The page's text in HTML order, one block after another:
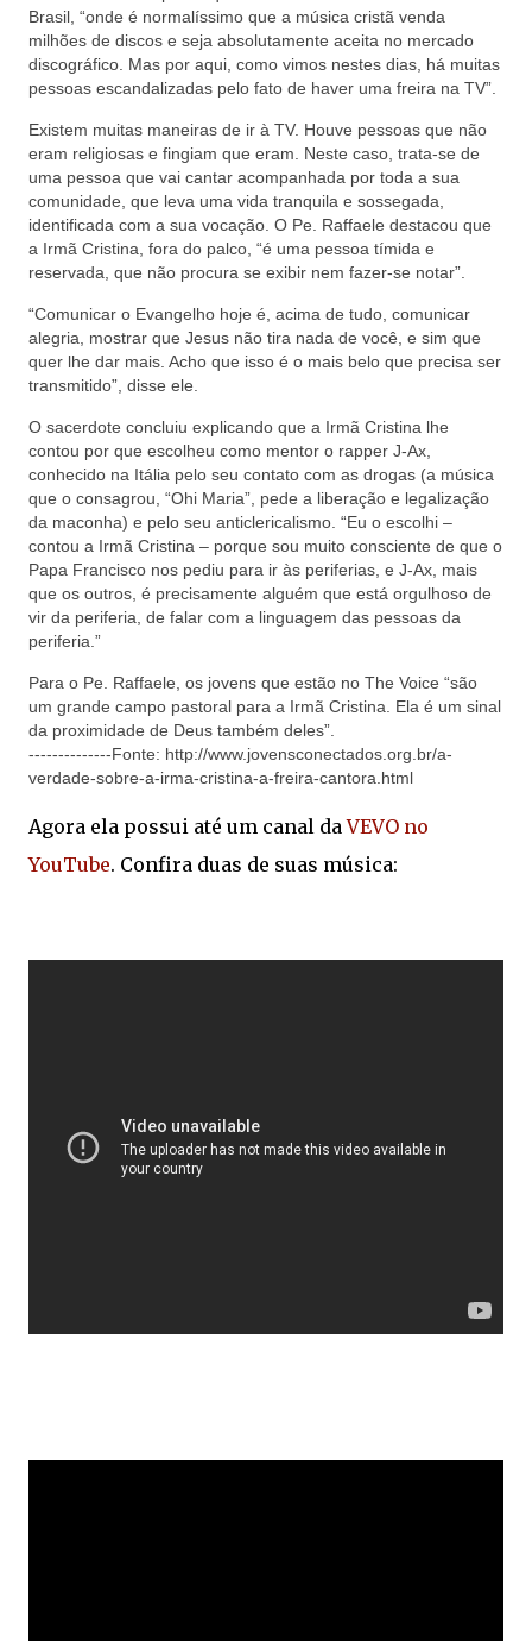
Brasil, “onde é normalíssimo que a música cristã venda
milhões de discos e seja absolutamente aceita no mercado
discográfico. Mas por aqui, como vimos nestes dias, há muitas
pessoas escandalizadas pelo fato de haver uma freira na TV”.
Existem muitas maneiras de ir à TV. Houve pessoas que não
eram religiosas e fingiam que eram. Neste caso, trata-se de
uma pessoa que vai cantar acompanhada por toda a sua
comunidade, que leva uma vida tranquila e sossegada,
identificada com a sua vocação. O Pe. Raffaele destacou que
a Irmã Cristina, fora do palco, “é uma pessoa tímida e
reservada, que não procura se exibir nem fazer-se notar”.
“Comunicar o Evangelho hoje é, acima de tudo, comunicar
alegria, mostrar que Jesus não tira nada de você, e sim que
quer lhe dar mais. Acho que isso é o mais belo que precisa ser
transmitido”, disse ele.
O sacerdote concluiu explicando que a Irmã Cristina lhe
contou por que escolheu como mentor o rapper J-Ax,
conhecido na Itália pelo seu contato com as drogas (a música
que o consagrou, “Ohi Maria”, pede a liberação e legalização
da maconha) e pelo seu anticlericalismo. “Eu o escolhi –
contou a Irmã Cristina – porque sou muito consciente de que o
Papa Francisco nos pediu para ir às periferias, e J-Ax, mais
que os outros, é precisamente alguém que está orgulhoso de
vir da periferia, de falar com a linguagem das pessoas da
periferia.”
Para o Pe. Raffaele, os jovens que estão no The Voice “são
um grande campo pastoral para a Irmã Cristina. Ela é um sinal
da proximidade de Deus também deles”.
--------------Fonte: http://www.jovensconectados.org.br/a-
verdade-sobre-a-irma-cristina-a-freira-cantora.html
Agora ela possui até um canal daVEVO no
YouTube. Confira duas de suas música: